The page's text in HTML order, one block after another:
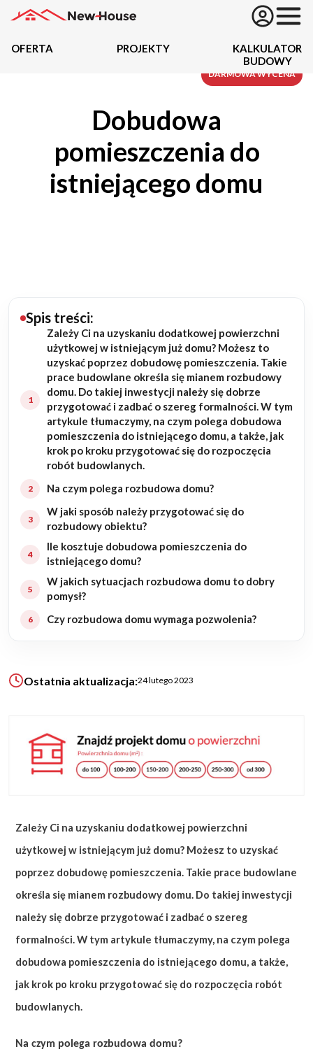
Kredyty
Budowa domu
Rezydencje
Rozbudowa
Remonty
Realizacje
Referencje
Filmy
Ogrody
BLOG
ZAPISZ SIĘ
OFERTA PROJEKTY
KALKULATOR
BUDOWY
Dobudowa
pomieszczenia do
istniejącego domu
Spis treści:
Zależy Ci na uzyskaniu dodatkowej powierzchni
użytkowej w istniejącym już domu? Możesz to
uzyskać poprzez dobudowę pomieszczenia. Takie
prace budowlane określa się mianem rozbudowy
domu. Do takiej inwestycji należy się dobrze
przygotować i zadbać o szereg formalności. W tym
artykule tłumaczymy, na czym polega dobudowa
pomieszczenia do istniejącego domu, a także, jak
krok po kroku przygotować się do rozpoczęcia
robót budowlanych.
Na czym polega rozbudowa domu?
W jaki sposób należy przygotować się do
rozbudowy obiektu?
Ile kosztuje dobudowa pomieszczenia do
istniejącego domu?
W jakich sytuacjach rozbudowa domu to dobry
pomysł?
Czy rozbudowa domu wymaga pozwolenia?
Ostatnia aktualizacja:24 lutego 2023
Zależy Ci na uzyskaniu dodatkowej powierzchni
użytkowej w istniejącym już domu? Możesz to uzyskać
poprzez dobudowę pomieszczenia. Takie prace budowlane
określa się mianem rozbudowy domu. Do takiej inwestycji
należy się dobrze przygotować i zadbać o szereg
formalności. W tym artykule tłumaczymy, na czym polega
dobudowa pomieszczenia do istniejącego domu, a także,
jak krok po kroku przygotować się do rozpoczęcia robót
budowlanych.
Na czym polega rozbudowa domu?
DARMOWA WYCENA